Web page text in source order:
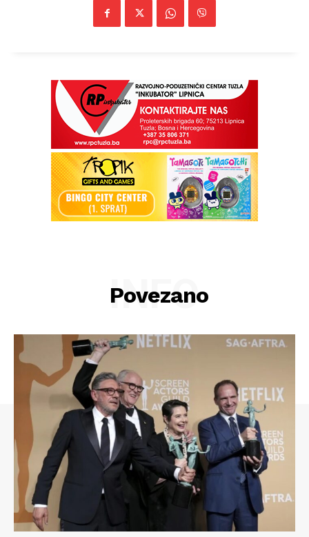
Kontakt
Impressum
Povezano
INFO